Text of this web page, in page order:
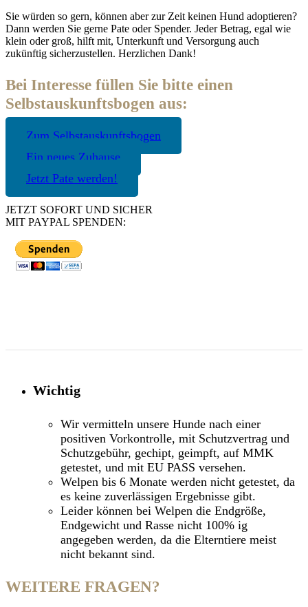
Sie würden so gern, können aber zur Zeit keinen Hund adoptieren?
Dann werden Sie gerne Pate oder Spender. Jeder Betrag, egal wie
klein oder groß, hilft mit, Unterkunft und Versorgung auch
zukünftig sicherzustellen. Herzlichen Dank!
Bei Interesse füllen Sie bitte einen
Selbstauskunftsbogen aus:
Zum Selbstauskunftsbogen
Ein neues Zuhause
Jetzt Pate werden!
JETZT SOFORT UND SICHER
MIT PAYPAL SPENDEN:
Wichtig
Wir vermitteln unsere Hunde nach einer
positiven Vorkontrolle, mit Schutzvertrag und
Schutzgebühr, gechipt, geimpft, auf MMK
getestet, und mit EU PASS versehen.
Welpen bis 6 Monate werden nicht getestet, da
es keine zuverlässigen Ergebnisse gibt.
Leider können bei Welpen die Endgröße,
Endgewicht und Rasse nicht 100% ig
angegeben werden, da die Elterntiere meist
nicht bekannt sind.
WEITERE FRAGEN?